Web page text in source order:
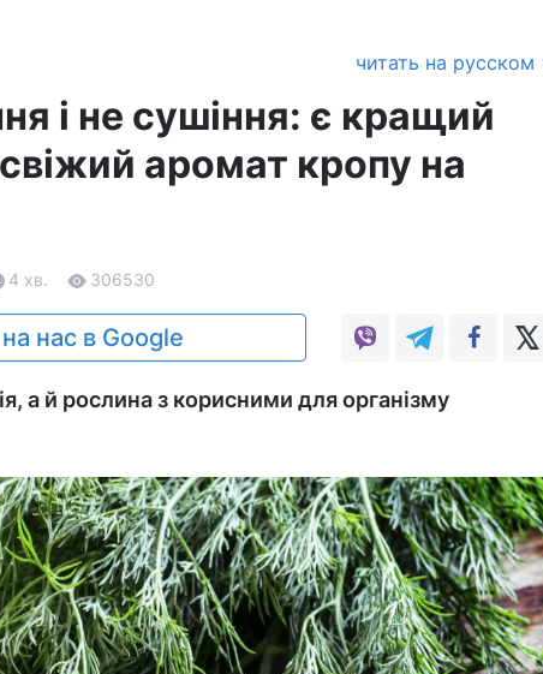
читать на русском
і не сушіння: є кращий
аромат кропу на
4 хв. 306530
нас в Google
а й рослина з корисними для організму